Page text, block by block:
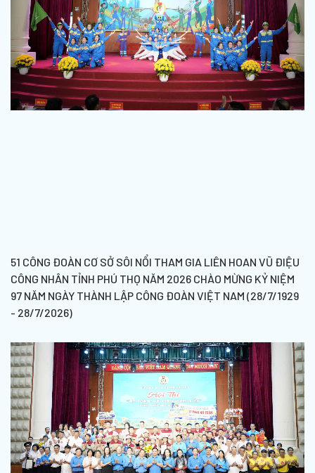
51 CÔNG ĐOÀN CƠ SỞ SÔI NỔI THAM GIA LIÊN HOAN VŨ ĐIỆU
CÔNG NHÂN TỈNH PHÚ THỌ NĂM 2026 CHÀO MỪNG KỶ NIỆM
97 NĂM NGÀY THÀNH LẬP CÔNG ĐOÀN VIỆT NAM (28/7/1929
- 28/7/2026)